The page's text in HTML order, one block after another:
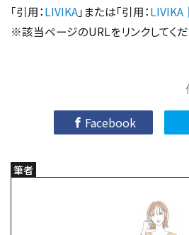
「引用：LIVIKA」または「引用：LIVIKA
※該当ページのURLをリンクしてくだ
Facebook
筆者